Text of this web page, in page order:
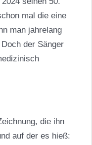
mal die eine
man jahrelang
der Sänger
die ihn
auf der es hieß: